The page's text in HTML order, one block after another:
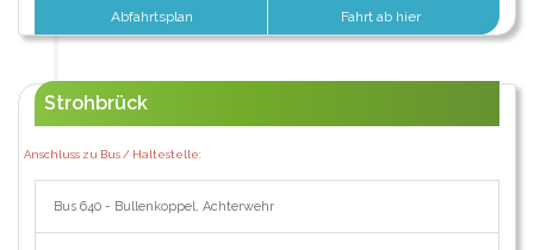
Abfahrtsplan Fahrt ab hier
Strohbrück
Anschluss zu Bus / Haltestelle:
Bus 640 - Bullenkoppel, Achterwehr